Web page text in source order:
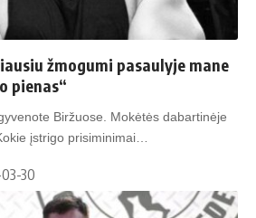
žmogumi pasaulyje mane
pienas“
Biržuose. Mokėtės dabartinėje
įstrigo prisiminimai…
30